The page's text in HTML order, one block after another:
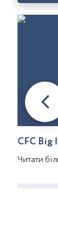
CFC Big
Читати